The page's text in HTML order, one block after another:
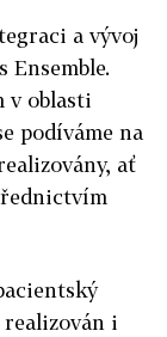
a vývoj
v oblasti
podíváme na
ať
realizován i